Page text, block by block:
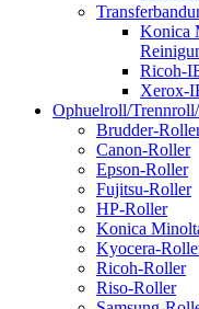
Konica
Ricoh-
Xerox-
Ophuelroll/
Brudder-
Canon-Roller
Epson-Roller
Fujitsu-Roller
HP-Roller
Konica
Kyocera-
Ricoh-Roller
Riso-Roller